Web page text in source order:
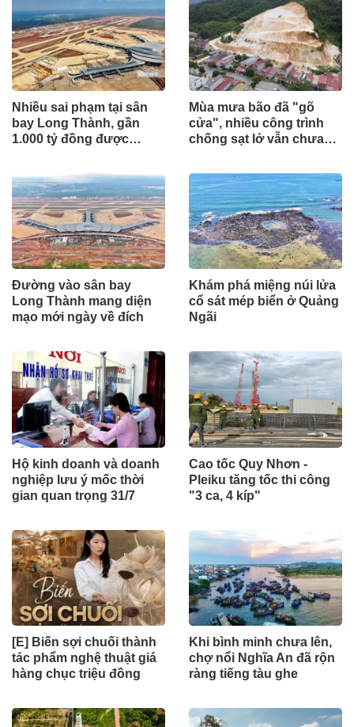
Nhiều sai phạm tại sân
bay Long Thành, gần
1.000 tỷ đồng được
Mùa mưa bão đã "gõ
cửa", nhiều công trình
chống sạt lở vẫn chưa
Đường vào sân bay
Long Thành mang diện
mạo mới ngày về đích
Khám phá miệng núi lửa
cổ sát mép biển ở Quảng
Ngãi
Hộ kinh doanh và doanh
nghiệp lưu ý mốc thời
gian quan trọng 31/7
Cao tốc Quy Nhơn -
Pleiku tăng tốc thi công
"3 ca, 4 kíp"
[E] Biến sợi chuối thành
tác phẩm nghệ thuật giá
hàng chục triệu đồng
Khi bình minh chưa lên,
chợ nổi Nghĩa An đã rộn
ràng tiếng tàu ghe